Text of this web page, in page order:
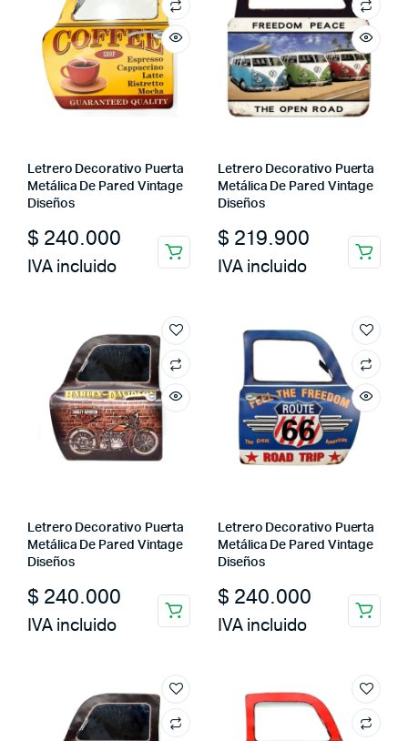
Letrero Decorativo Puerta
Metálica De Pared Vintage
Diseños
$ 240.000
IVA incluido
Letrero Decorativo Puerta
Metálica De Pared Vintage
Diseños
$ 219.900
IVA incluido
Letrero Decorativo Puerta
Metálica De Pared Vintage
Diseños
$ 240.000
IVA incluido
Letrero Decorativo Puerta
Metálica De Pared Vintage
Diseños
$ 240.000
IVA incluido